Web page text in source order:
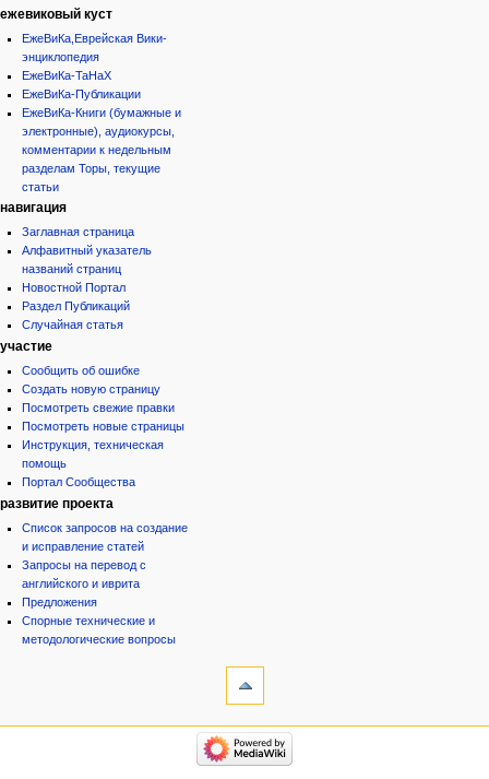
ежевиковый куст
ЕжеВиКа,Еврейская Вики-
энциклопедия
ЕжеВиКа-ТаНаХ
ЕжеВиКа-Публикации
ЕжеВиКа-Книги (бумажные и
электронные), аудиокурсы,
комментарии к недельным
разделам Торы, текущие
статьи
навигация
Заглавная страница
Алфавитный указатель
названий страниц
Новостной Портал
Раздел Публикаций
Случайная статья
участие
Сообщить об ошибке
Создать новую страницу
Посмотреть свежие правки
Посмотреть новые страницы
Инструкция, техническая
помощь
Портал Сообщества
развитие проекта
Список запросов на создание
и исправление статей
Запросы на перевод с
английского и иврита
Предложения
Спорные технические и
методологические вопросы
категории